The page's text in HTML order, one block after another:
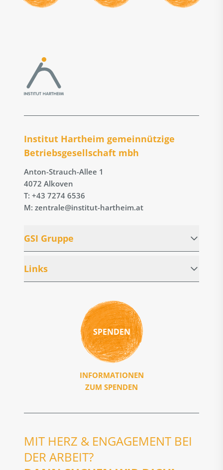
Institut Hartheim gemeinnützige
Betriebs­gesellschaft mbh
Anton-Strauch-Allee 1
4072 Alkoven
T: +43 7274 6536
M: zentrale@institut-hartheim.at
GSI Gruppe
Links
SPENDEN
INFORMATIONEN
ZUM SPENDEN
MIT HERZ & ENGAGEMENT BEI
DER ARBEIT?